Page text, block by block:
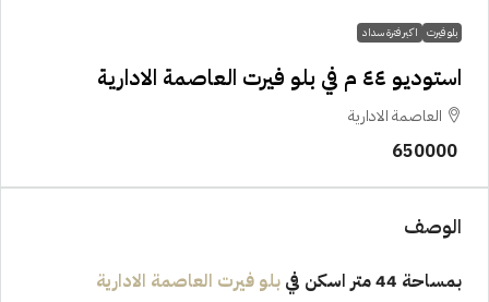
بلو فيرت اكبر فترة سداد
استوديو ٤٤ م في بلو فيرت العاصمة الادارية
العاصمة الادارية
الوصف
بمساحة 44 متر اسكن في
بلو فيرت العاصمة الادارية